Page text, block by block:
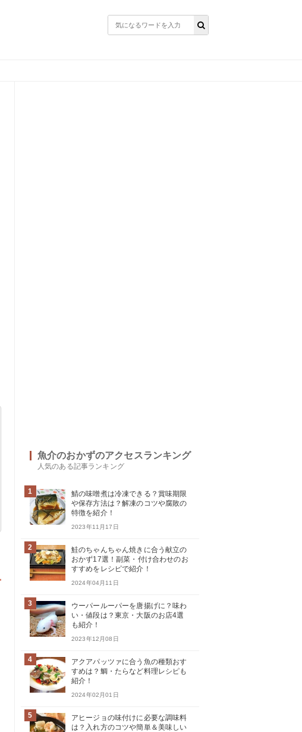
魚介のおかずのアクセスランキング
人気のある記事ランキング
1
鯖の味噌煮は冷凍できる？賞味期限
や保存方法は？解凍のコツや腐敗の
特徴を紹介！
2023年11月17日
2
鮭のちゃんちゃん焼きに合う献立の
おかず17選！副菜・付け合わせのお
すすめをレシピで紹介！
2024年04月11日
3
ウーパールーパーを唐揚げに？味わ
い・値段は？東京・大阪のお店4選
も紹介！
2023年12月08日
4
アクアパッツァに合う魚の種類おす
すめは？鯛・たらなど料理レシピも
紹介！
2024年02月01日
5
アヒージョの味付けに必要な調味料
は？入れ方のコツや簡単＆美味しい